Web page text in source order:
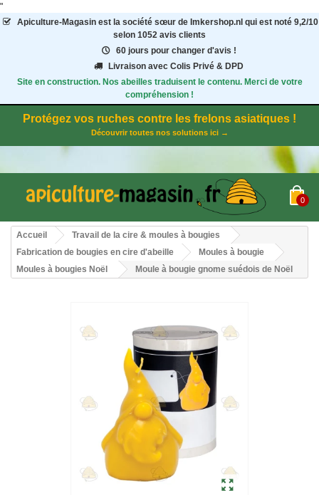
"
Apiculture-Magasinest la société sœur de Imkershop.nl qui est noté 9,2/10
selon 1052 avis clients
60 jours pour changer d'avis !
Livraison avec Colis Privé & DPD
Site en construction. Nos abeilles traduisent le contenu. Merci de votre
compréhension !
Protégez vos ruches contre les frelons asiatiques !
Découvrir toutes nos solutions ici →
0
Accueil
Travail de la cire & moules à bougies
Fabrication de bougies en cire d'abeille
Moules à bougie
Moules à bougies Noël
Moule à bougie gnome suédois de Noël